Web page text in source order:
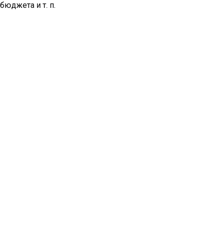
бюджета и т. п.